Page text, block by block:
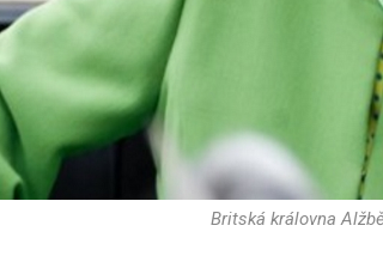
Britská královna